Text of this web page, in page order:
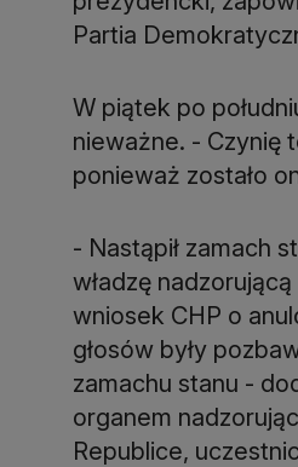
Partia
W piątek po
nieważne. - Czynię
ponieważ zostało
- Nastąpił zamach
władzę
wniosek CHP o
głosów były
zamachu stanu -
organem
Republice,